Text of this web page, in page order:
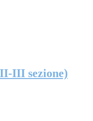
III sezione)